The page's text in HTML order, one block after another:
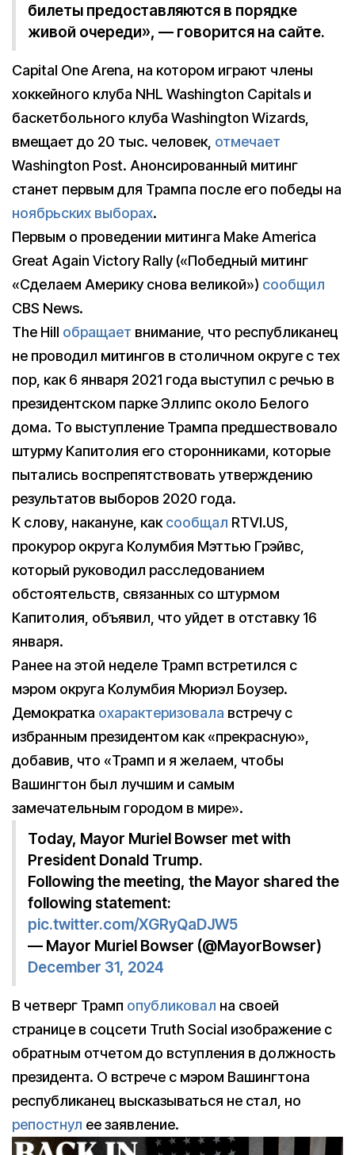
билеты предоставляются в порядке
живой очереди», — говорится на сайте.
Capital One Arena, на котором играют члены
хоккейного клуба NHL Washington Capitals и
баскетбольного клуба Washington Wizards,
вмещает до 20 тыс. человек, отмечает
Washington Post. Анонсированный митинг
станет первым для Трампа после его победы на
ноябрьских выборах.
Первым о проведении митинга Make America
Great Again Victory Rally («Победный митинг
«Сделаем Америку снова великой») сообщил
CBS News.
The Hill обращает внимание, что республиканец
не проводил митингов в столичном округе с тех
пор, как 6 января 2021 года выступил с речью в
президентском парке Эллипс около Белого
дома. То выступление Трампа предшествовало
штурму Капитолия его сторонниками, которые
пытались воспрепятствовать утверждению
результатов выборов 2020 года.
К слову, накануне, каксообщал RTVI.US,
прокурор округа Колумбия Мэттью Грэйвс,
который руководил расследованием
обстоятельств, связанных со штурмом
Капитолия, объявил, что уйдет в отставку 16
января.
Ранее на этой неделе Трамп встретился с
мэром округа Колумбия Мюриэл Боузер.
Демократка охарактеризовала встречу с
избранным президентом как «прекрасную»,
добавив, что «Трамп и я желаем, чтобы
Вашингтон был лучшим и самым
замечательным городом в мире».
Today, Mayor Muriel Bowser met with
President Donald Trump.
Following the meeting, the Mayor shared the
following statement:
pic.twitter.com/XGRyQaDJW5
— Mayor Muriel Bowser (@MayorBowser)
December 31, 2024
В четверг Трамп опубликовал на своей
странице в соцсети Truth Social изображение с
обратным отчетом до вступления в должность
президента. О встрече с мэром Вашингтона
республиканец высказываться не стал, но
репостнул ее заявление.